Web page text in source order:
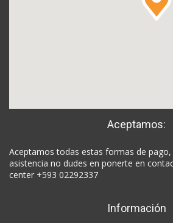
Aceptamos:
Aceptamos todas estas formas de pago,
asistencia no dudes en ponerte en
center +593 02292337
Información